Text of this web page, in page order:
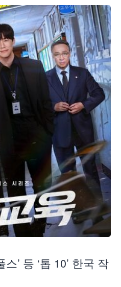
스’ 등 ‘톱 10’ 한국 작